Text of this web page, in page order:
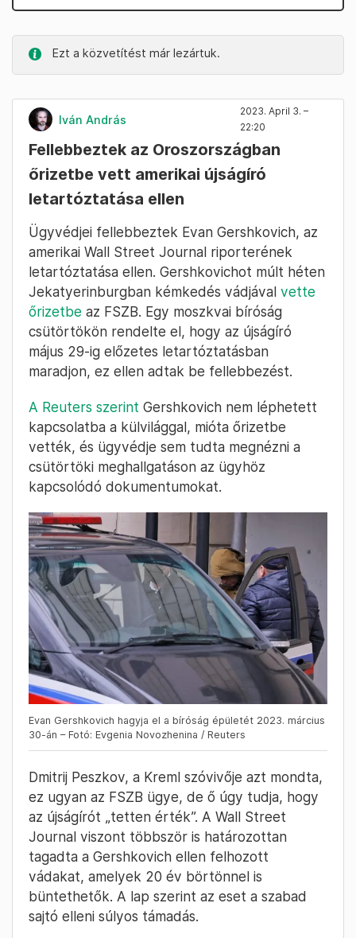
Ezt a közvetítést már lezártuk.
Iván András
2023. April 3. –
22:20
Fellebbeztek az Oroszországban
őrizetbe vett amerikai újságíró
letartóztatása ellen
Ügyvédjei fellebbeztek Evan Gershkovich, az
amerikai Wall Street Journal riporterének
letartóztatása ellen. Gershkovichot múlt héten
Jekatyerinburgban kémkedés vádjával vette
őrizetbe az FSZB. Egy moszkvai bíróság
csütörtökön rendelte el, hogy az újságíró
május 29-ig előzetes letartóztatásban
maradjon, ez ellen adtak be fellebbezést.
A Reuters szerint Gershkovich nem léphetett
kapcsolatba a külvilággal, mióta őrizetbe
vették, és ügyvédje sem tudta megnézni a
csütörtöki meghallgatáson az ügyhöz
kapcsolódó dokumentumokat.
Evan Gershkovich hagyja el a bíróság épületét 2023. március
30-án – Fotó: Evgenia Novozhenina / Reuters
Dmitrij Peszkov, a Kreml szóvivője azt mondta,
ez ugyan az FSZB ügye, de ő úgy tudja, hogy
az újságírót „tetten érték”. A Wall Street
Journal viszont többször is határozottan
tagadta a Gershkovich ellen felhozott
vádakat, amelyek 20 év börtönnel is
büntethetők. A lap szerint az eset a szabad
sajtó elleni súlyos támadás.